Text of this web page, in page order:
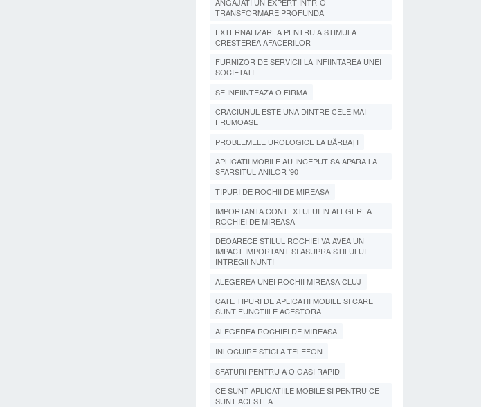
TRANSFORMARE PROFUNDA
EXTERNALIZAREA PENTRU A STIMULA
CRESTEREA AFACERILOR
FURNIZOR DE SERVICII LA INFIINTAREA UNEI
SOCIETATI
SE INFIINTEAZA O FIRMA
CRACIUNUL ESTE UNA DINTRE CELE MAI
FRUMOASE
PROBLEMELE UROLOGICE LA BĂRBAȚI
APLICATII MOBILE AU INCEPUT SA APARA LA
SFARSITUL ANILOR '90
TIPURI DE ROCHII DE MIREASA
IMPORTANTA CONTEXTULUI IN ALEGEREA
ROCHIEI DE MIREASA
DEOARECE STILUL ROCHIEI VA AVEA UN
IMPACT IMPORTANT SI ASUPRA STILULUI
INTREGII NUNTI
ALEGEREA UNEI ROCHII MIREASA CLUJ
CATE TIPURI DE APLICATII MOBILE SI CARE
SUNT FUNCTIILE ACESTORA
ALEGEREA ROCHIEI DE MIREASA
INLOCUIRE STICLA TELEFON
SFATURI PENTRU A O GASI RAPID
CE SUNT APLICATIILE MOBILE SI PENTRU CE
SUNT ACESTEA